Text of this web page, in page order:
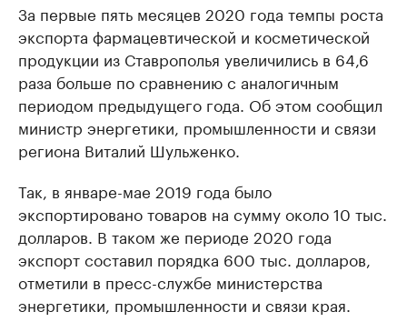
За первые пять месяцев 2020 года темпы роста
экспорта фармацевтической и косметической
продукции из Ставрополья увеличились в 64,6
раза больше по сравнению с аналогичным
периодом предыдущего года. Об этом сообщил
министр энергетики, промышленности и связи
региона Виталий Шульженко.
Так, в январе-мае 2019 года было
экспортировано товаров на сумму около 10 тыс.
долларов. В таком же периоде 2020 года
экспорт составил порядка 600 тыс. долларов,
отметили в пресс-службе министерства
энергетики, промышленности и связи края.